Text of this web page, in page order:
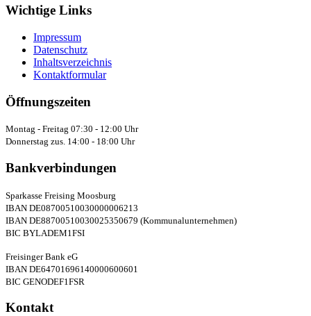
Wichtige Links
Impressum
Datenschutz
Inhaltsverzeichnis
Kontaktformular
Öffnungszeiten
Montag - Freitag 07:30 - 12:00 Uhr
Donnerstag zus. 14:00 - 18:00 Uhr
Bankverbindungen
Sparkasse Freising Moosburg
IBAN DE08700510030000006213
IBAN DE88700510030025350679 (Kommunalunternehmen)
BIC BYLADEM1FSI
Freisinger Bank eG
IBAN DE64701696140000600601
BIC GENODEF1FSR
Kontakt